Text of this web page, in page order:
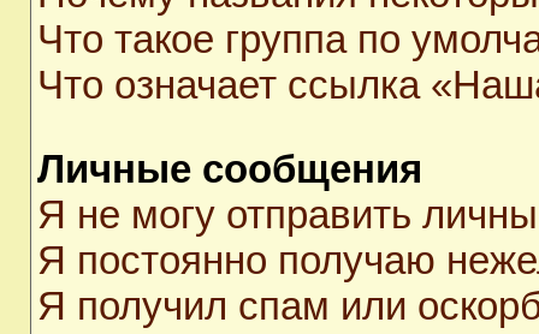
Что такое группа по
Что означает ссылка
Личные сообщения
Я не могу отправить
Я постоянно получаю
Я получил спам или